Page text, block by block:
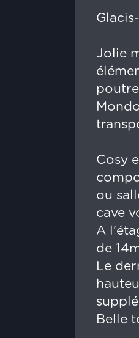
Jolie
Cosy
ou
cave
A
de
Le
Belle